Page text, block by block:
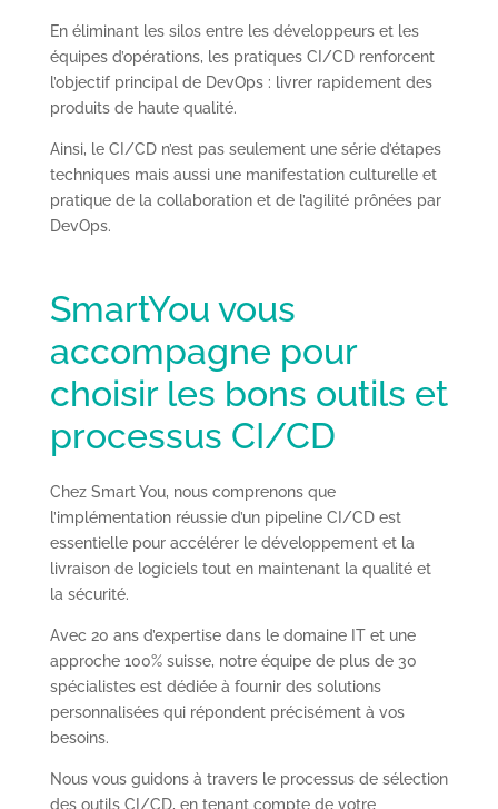
En éliminant les silos entre les développeurs et les
équipes d’opérations, les pratiques CI/CD renforcent
l’objectif principal de DevOps : livrer rapidement des
produits de haute qualité.
Ainsi, le CI/CD n’est pas seulement une série d’étapes
techniques mais aussi une manifestation culturelle et
pratique de la collaboration et de l’agilité prônées par
DevOps.
SmartYou vous
accompagne pour
choisir les bons outils et
processus CI/CD
Chez Smart You, nous comprenons que
l’implémentation réussie d’un pipeline CI/CD est
essentielle pour accélérer le développement et la
livraison de logiciels tout en maintenant la qualité et
la sécurité.
Avec 20 ans d’expertise dans le domaine IT et une
approche 100% suisse, notre équipe de plus de 30
spécialistes est dédiée à fournir des solutions
personnalisées qui répondent précisément à vos
besoins.
Nous vous guidons à travers le processus de sélection
des outils CI/CD, en tenant compte de votre